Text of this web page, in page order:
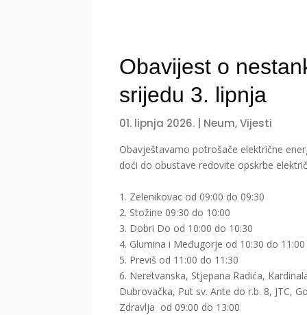
Obavijest o
srijedu 3. lipnja
01. lipnja 2026. Neum,Vijesti
Obavještavamo potrošače električne
doći do obustave redovite opskrbe
1. Zelenikovac od 09:00 do 09:30
2. Stožine 09:30 do 10:00
3. Dobri Do od 10:00 do 10:30
4. Glumina i Međugorje od 10:30 do 11:00
5. Previš od 11:00 do 11:30
6. Neretvanska, Stjepana Radića,
Dubrovačka, Put sv. Ante do r.b. 8, JTC,
Zdravlja od 09:00 do 13:00